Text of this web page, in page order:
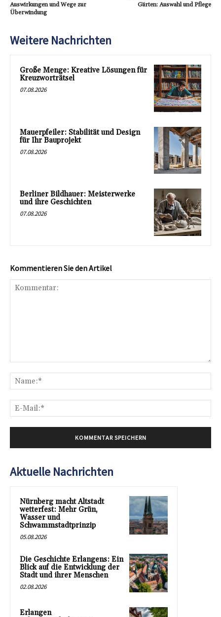
Auswirkungen und Wege zur
Überwindung
Gärten: Auswahl und Pflege
Weitere Nachrichten
Große Menge: Kreative Lösungen für
Kreuzworträtsel
07.08.2026
Mauerpfeiler: Stabilität und Design
für Ihr Bauprojekt
07.08.2026
Berliner Bildhauer: Meisterwerke
und ihre Geschichten
07.08.2026
Kommentieren Sie den Artikel
Aktuelle Nachrichten
Nürnberg macht Altstadt
wetterfest: Mehr Grün,
Wasser und
Schwammstadtprinzip
05.08.2026
Die Geschichte Erlangens: Ein
Blick auf die Entwicklung der
Stadt und ihrer Menschen
02.08.2026
Erlangen